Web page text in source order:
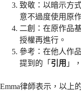
致敬：以暗示方
意不過度使用原
二創：在原作品
授權再進行。
參考：在他人作
提到的「 引用 」
Emma律師表示，以上